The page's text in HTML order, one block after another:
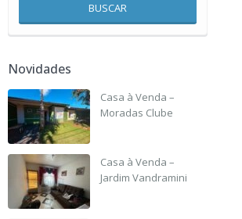
BUSCAR
Novidades
Casa à Venda –
Moradas Clube
Casa à Venda –
Jardim Vandramini